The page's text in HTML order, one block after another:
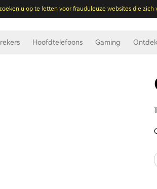
u op te letten voor frauduleuze websites die zich
Hoofdtelefoons Gaming